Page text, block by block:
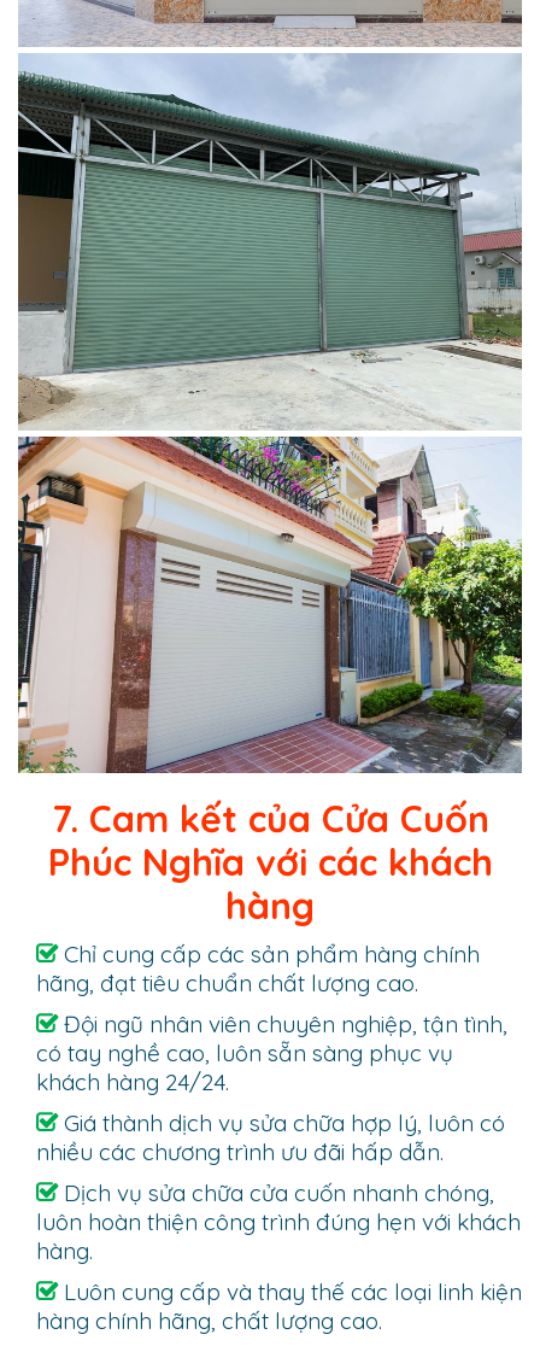
7. Cam kết của Cửa Cuốn
Phúc Nghĩa với các khách
hàng
Chỉ cung cấp các sản phẩm hàng chính
hãng, đạt tiêu chuẩn chất lượng cao.
Đội ngũ nhân viên chuyên nghiệp, tận tình,
có tay nghề cao, luôn sẵn sàng phục vụ
khách hàng 24/24.
Giá thành dịch vụ sửa chữa hợp lý, luôn có
nhiều các chương trình ưu đãi hấp dẫn.
Dịch vụ sửa chữa cửa cuốn nhanh chóng,
luôn hoàn thiện công trình đúng hẹn với khách
hàng.
Luôn cung cấp và thay thế các loại linh kiện
hàng chính hãng, chất lượng cao.